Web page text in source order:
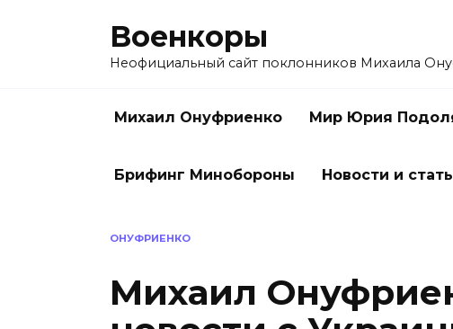
Военкоры
Неофициальный сайт поклонников Михаила
Михаил Онуфриенко Мир Юрия
Брифинг Минобороны Новости и
ОНУФРИЕНКО
Михаил